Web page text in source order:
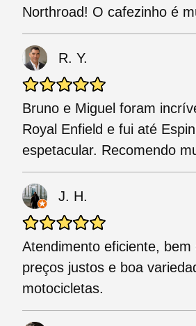
Northroad! O cafezinho é
R. Y.
Bruno e Miguel foram
Royal Enfield e fui até
espetacular. Recomendo
J. H.
Atendimento eficiente, bem
preços justos e boa
motocicletas.